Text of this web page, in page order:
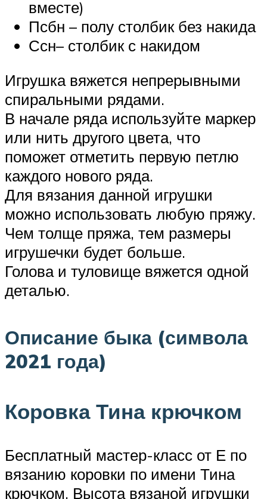
вместе)
Псбн – полу столбик без накида
Ссн– столбик с накидом
Игрушка вяжется непрерывными
спиральными рядами.
В начале ряда используйте маркер
или нить другого цвета, что
поможет отметить первую петлю
каждого нового ряда.
Для вязания данной игрушки
можно использовать любую пряжу.
Чем толще пряжа, тем размеры
игрушечки будет больше.
Голова и туловище вяжется одной
деталью.
Описание быка (символа
2021 года)
Коровка Тина крючком
Бесплатный мастер-класс от Е по
вязанию коровки по имени Тина
крючком. Высота вязаной игрушки